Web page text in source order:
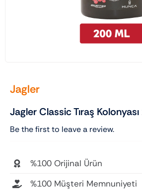
Jagler
Jagler Classic Tıraş
Be the first to leave a review.
%100 Orijinal Ürün
%100 Müşteri Memnuniyeti